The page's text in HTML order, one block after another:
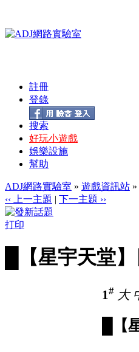
註冊
登錄
搜索
好玩小遊戲
娛樂設施
幫助
ADJ網路實驗室 » 遊戲資訊站 »
‹‹ 上一主題 | 下一主題 ››
打印
█【星宇天堂
1# 大
█【